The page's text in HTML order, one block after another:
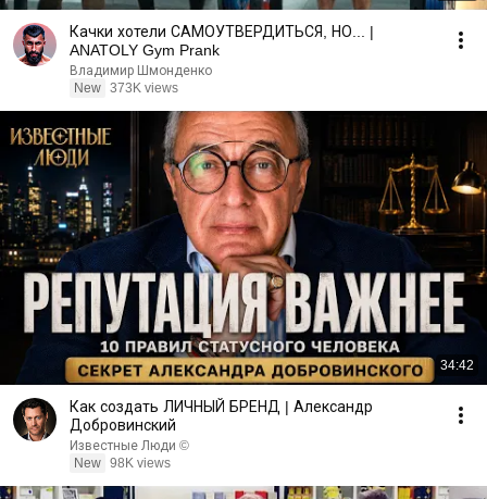
Качки хотели САМОУТВЕРДИТЬСЯ, НО... |
ANATOLY Gym Prank
Владимир Шмонденко
New 373K views
34:42
Как создать ЛИЧНЫЙ БРЕНД | Александр
Добровинский
Известные Люди ©
New 98K views